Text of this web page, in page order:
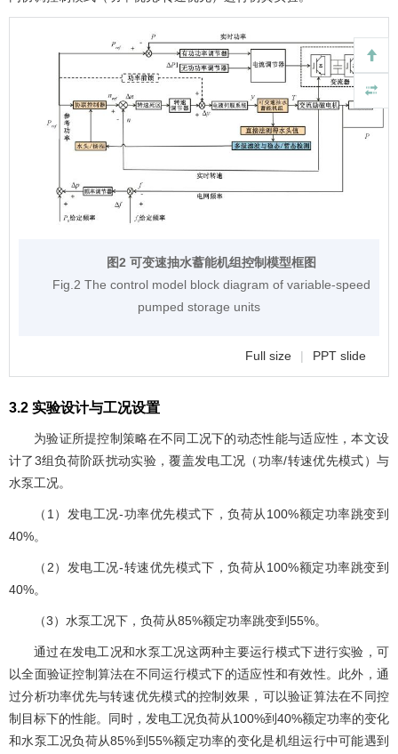
图2 可变速抽水蓄能机组控制模型框图
Fig.2 The control model block diagram of variable-speed
pumped storage units
Full size | PPT slide
3.2 实验设计与工况设置
为验证所提控制策略在不同工况下的动态性能与适应性，本文设
计了3组负荷阶跃扰动实验，覆盖发电工况（功率/转速优先模式）与
水泵工况。
（1）发电工况-功率优先模式下，负荷从100%额定功率跳变到
40%。
（2）发电工况-转速优先模式下，负荷从100%额定功率跳变到
40%。
（3）水泵工况下，负荷从85%额定功率跳变到55%。
通过在发电工况和水泵工况这两种主要运行模式下进行实验，可
以全面验证控制算法在不同运行模式下的适应性和有效性。此外，通
过分析功率优先与转速优先模式的控制效果，可以验证算法在不同控
制目标下的性能。同时，发电工况负荷从100%到40%额定功率的变化
和水泵工况负荷从85%到55%额定功率的变化是机组运行中可能遇到